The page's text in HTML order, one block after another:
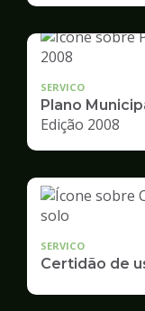
SERVICO
Plano
Edição 2008
SERVICO
Certidão de